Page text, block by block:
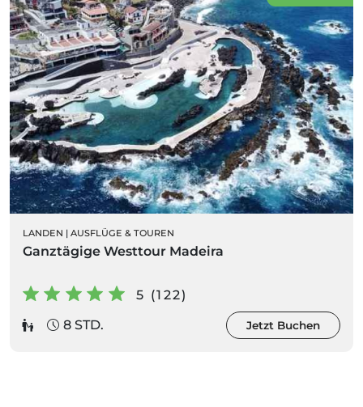
LANDEN | AUSFLÜGE & TOUREN
Ganztägige Westtour Madeira
5 (122)
8 STD.
Jetzt Buchen